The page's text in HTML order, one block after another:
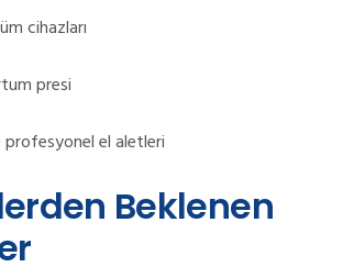
cihazları
presi
profesyonel el aletleri
Beklenen